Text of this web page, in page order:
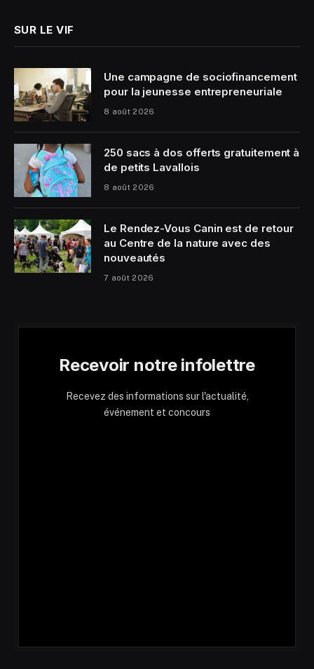
SUR LE VIF
Une campagne de sociofinancement
pour la jeunesse entrepreneuriale
8 août 2026
250 sacs à dos offerts gratuitement à
de petits Lavallois
8 août 2026
Le Rendez-Vous Canin est de retour
au Centre de la nature avec des
nouveautés
7 août 2026
Recevoir notre infolettre
Recevez des informations sur l'actualité,
événement et concours